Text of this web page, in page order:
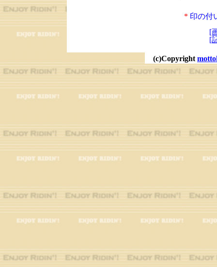
* 印の付
[
[
(c)Copyright